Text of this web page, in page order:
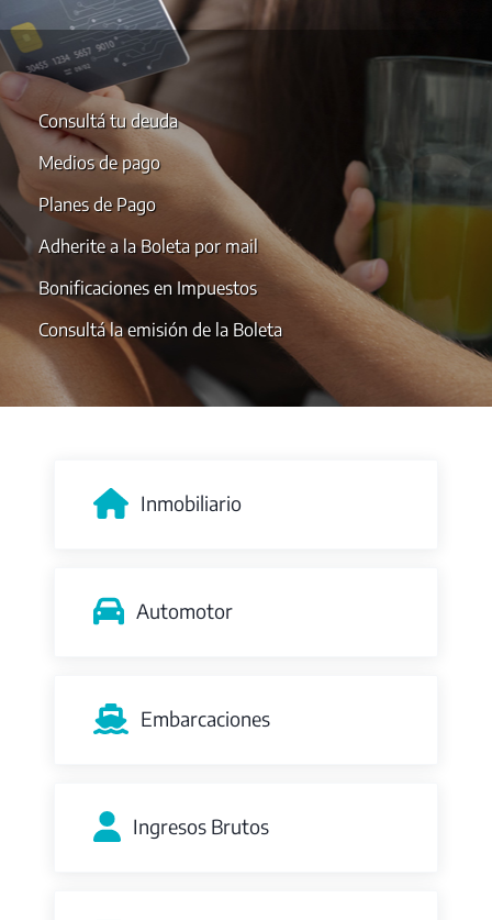
Consultá tu deuda
Medios de pago
Planes de Pago
Adherite a la Boleta por mail
Bonificaciones en Impuestos
Consultá la emisión de la Boleta
Inmobiliario
Automotor
Embarcaciones
Ingresos Brutos